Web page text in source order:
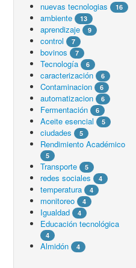
nuevas tecnologias 16
ambiente 13
aprendizaje 9
control 7
bovinos 7
Tecnología 6
caracterización 6
Contaminacion 6
automatizacion 6
Fermentación 6
Aceite esencial 5
ciudades 5
Rendimiento Académico
5
Transporte 5
redes sociales 4
temperatura 4
monitoreo 4
Igualdad 4
Educación tecnológica
4
Almidón 4